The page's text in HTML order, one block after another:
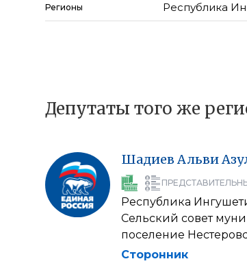
Регионы Республика
Депутаты того же
Шадиев Альви
Республика
Сельский совет
поселение
Сторонник